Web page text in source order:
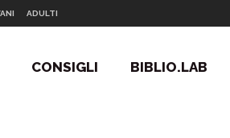
ADULTI
CONSIGLI BIBLIO.LAB